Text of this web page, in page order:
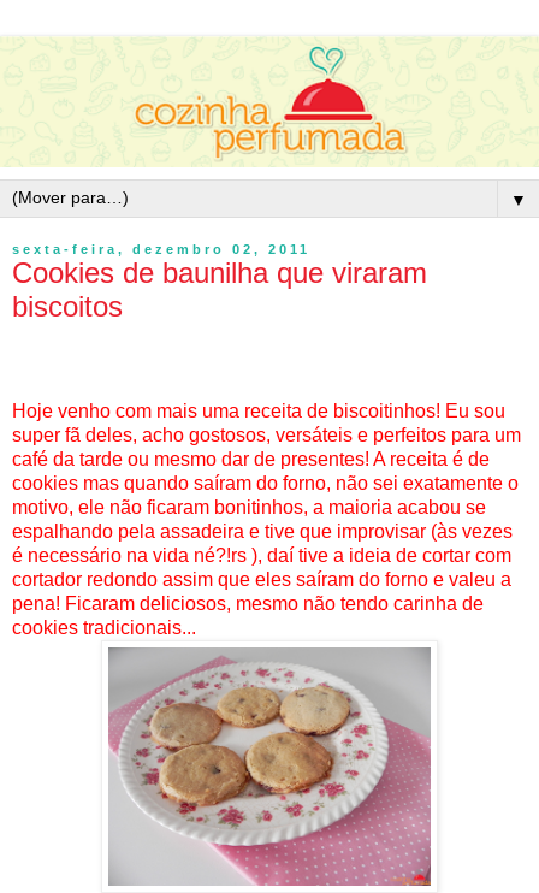
▼
sexta-feira, dezembro 02, 2011
Cookies de baunilha que viraram
biscoitos
Hoje venho com mais uma receita de biscoitinhos! Eu sou
super fã deles, acho gostosos, versáteis e perfeitos para um
café da tarde ou mesmo dar de presentes! A receita é de
cookies mas quando saíram do forno, não sei exatamente o
motivo, ele não ficaram bonitinhos, a maioria acabou se
espalhando pela assadeira e tive que improvisar (às vezes
é necessário na vida né?!rs ), daí tive a ideia de cortar com
cortador redondo assim que eles saíram do forno e valeu a
pena! Ficaram deliciosos, mesmo não tendo carinha de
cookies tradicionais...